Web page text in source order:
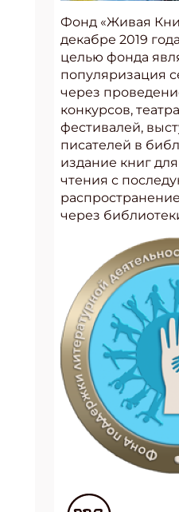
Фонд «Живая
декабре 2019
целью фонда
популяризация
через
конкурсов,
фестивалей,
писателей в
издание книг
чтения с
через